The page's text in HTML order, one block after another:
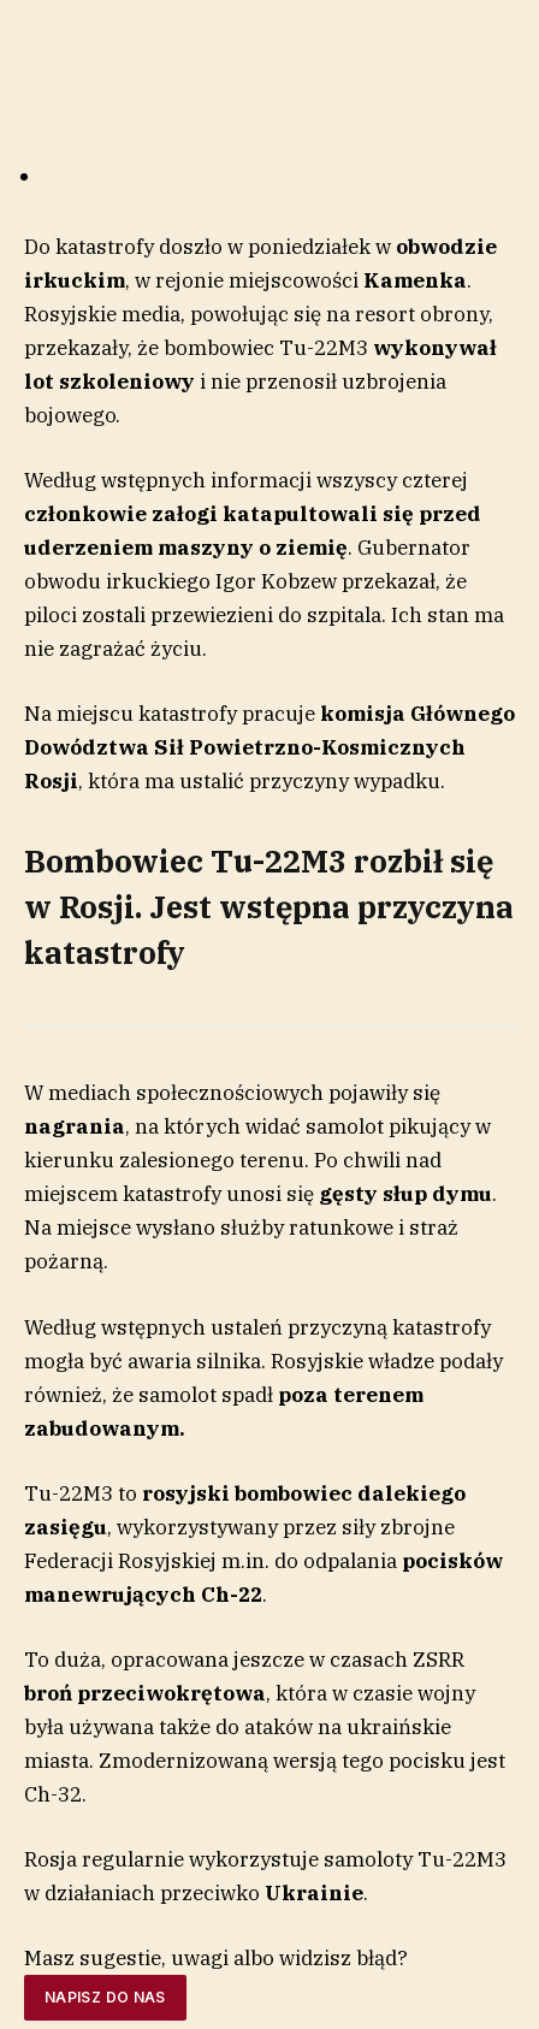
Do katastrofy doszło w poniedziałek w obwodzie
irkuckim, w rejonie miejscowości Kamenka.
Rosyjskie media, powołując się na resort obrony,
przekazały, że bombowiec Tu-22M3 wykonywał
lot szkoleniowy i nie przenosił uzbrojenia
bojowego.
Według wstępnych informacji wszyscy czterej
członkowie załogi katapultowali się przed
uderzeniem maszyny o ziemię. Gubernator
obwodu irkuckiego Igor Kobzew przekazał, że
piloci zostali przewiezieni do szpitala. Ich stan ma
nie zagrażać życiu.
Na miejscu katastrofy pracuje komisja Głównego
Dowództwa Sił Powietrzno-Kosmicznych
Rosji, która ma ustalić przyczyny wypadku.
Bombowiec Tu-22M3 rozbił się
w Rosji. Jest wstępna przyczyna
katastrofy
W mediach społecznościowych pojawiły się
nagrania, na których widać samolot pikujący w
kierunku zalesionego terenu. Po chwili nad
miejscem katastrofy unosi się gęsty słup dymu.
Na miejsce wysłano służby ratunkowe i straż
pożarną.
Według wstępnych ustaleń przyczyną katastrofy
mogła być awaria silnika. Rosyjskie władze podały
również, że samolot spadł poza terenem
zabudowanym.
Tu-22M3 to rosyjski bombowiec dalekiego
zasięgu, wykorzystywany przez siły zbrojne
Federacji Rosyjskiej m.in. do odpalania pocisków
manewrujących Ch-22.
To duża, opracowana jeszcze w czasach ZSRR
broń przeciwokrętowa, która w czasie wojny
była używana także do ataków na ukraińskie
miasta. Zmodernizowaną wersją tego pocisku jest
Ch-32.
Rosja regularnie wykorzystuje samoloty Tu-22M3
w działaniach przeciwko Ukrainie.
Masz sugestie, uwagi albo widzisz błąd?
NAPISZ DO NAS